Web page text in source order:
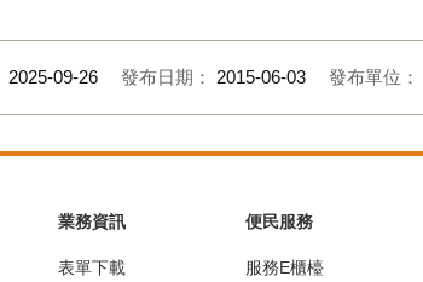
2025-09-26 發布日期： 2015-06-03 發布單位：
業務資訊
表單下載
便民服務
服務E櫃檯